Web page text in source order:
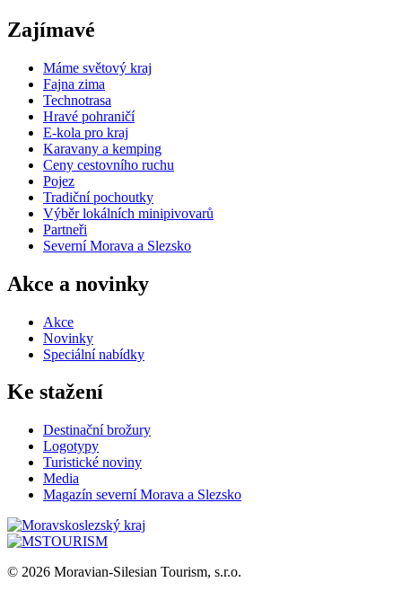
Zajímavé
Máme světový kraj
Fajna zima
Technotrasa
Hravé pohraničí
E-kola pro kraj
Karavany a kemping
Ceny cestovního ruchu
Pojez
Tradiční pochoutky
Výběr lokálních minipivovarů
Partneři
Severní Morava a Slezsko
Akce a novinky
Akce
Novinky
Speciální nabídky
Ke stažení
Destinační brožury
Logotypy
Turistické noviny
Media
Magazín severní Morava a Slezsko
© 2026 Moravian-Silesian Tourism, s.r.o.